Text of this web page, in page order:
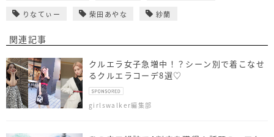
りなてぃー 柴田あやな 紗蘭
関連記事
クルエラ女子急増中！？シーン別で着こなせ
るクルエラコーデ8選♡
girlswalker編集部